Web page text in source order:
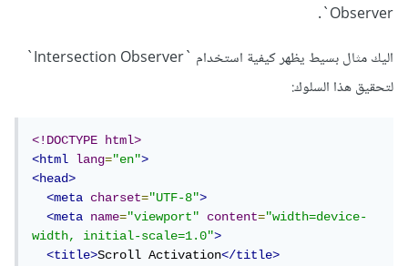
Observer`.
اليك مثال بسيط يظهر كيفية استخدام `Intersection Observer`
لتحقيق هذا السلوك:
<!DOCTYPE html>
<html
lang="en">
<head>
<meta
charset="UTF-8">
<meta
name="viewport" content="width=device-
width, initial-scale=1.0">
<title>Scroll Activation</title>